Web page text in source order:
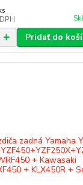
Pridať do